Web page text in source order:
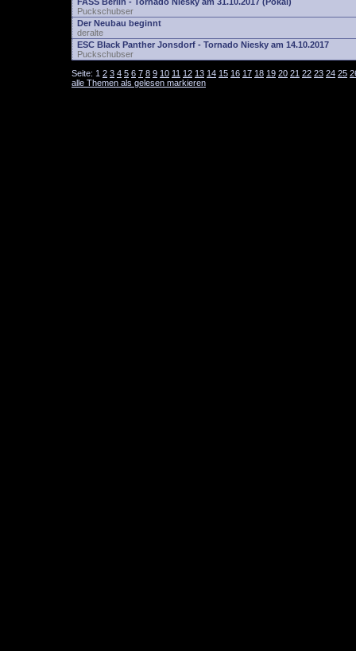
Puckschubser
Der Neubau beginnt
deralte
ESC Black Panther Jonsdorf - Tornado Niesky am 14.10.2017
Puckschubser
Seite: 1 2 3 4 5 6 7 8 9 10 11 12 13 14 15 16 17 18 19 20 21 22 23 24 25
alle Themen als gelesen markieren